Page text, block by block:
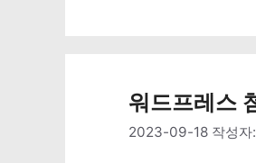
워드프레스
2023-09-18 작성자: